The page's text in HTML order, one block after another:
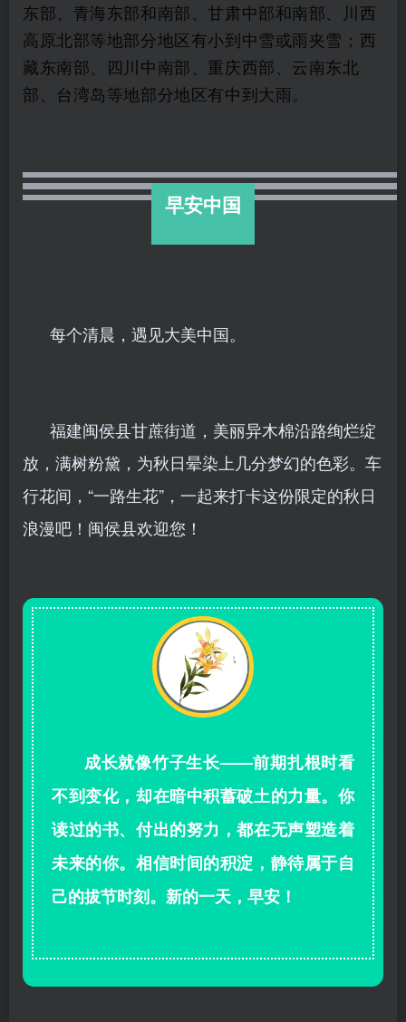
东部、青海东部和南部、甘肃中部和南部、川西
高原北部等地部分地区有小到中雪或雨夹雪；西
藏东南部、四川中南部、重庆西部、云南东北
部、台湾岛等地部分地区有中到大雨。
早安中国
每个清晨，遇见大美中国。
福建闽侯县甘蔗街道，美丽异木棉沿路绚烂绽
放，满树粉黛，为秋日晕染上几分梦幻的色彩。车
行花间，“一路生花”，一起来打卡这份限定的秋日
浪漫吧！闽侯县欢迎您！
成长就像竹子生长——前期扎根时看
不到变化，却在暗中积蓄破土的力量。你
读过的书、付出的努力，都在无声塑造着
未来的你。相信时间的积淀，静待属于自
己的拔节时刻。新的一天，早安！